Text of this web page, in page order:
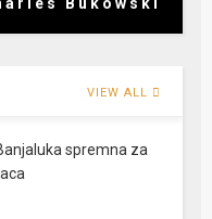
VIEW ALL
spremna za